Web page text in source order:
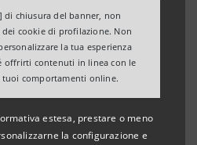
di chiusura del banner, non
dei cookie di profilazione. Non
la tua esperienza
offrirti contenuti in linea con le
tuoi comportamenti online.
estesa, prestare o meno
la configurazione e
2016- Intesa Sanpaolo
al calendario
2016: convocazione di
per il 26 febbraio 2016.
finanziario per